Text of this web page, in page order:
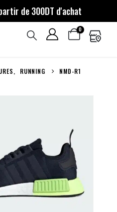
de 300DT d'achat
0
, RUNNING NMD-R1